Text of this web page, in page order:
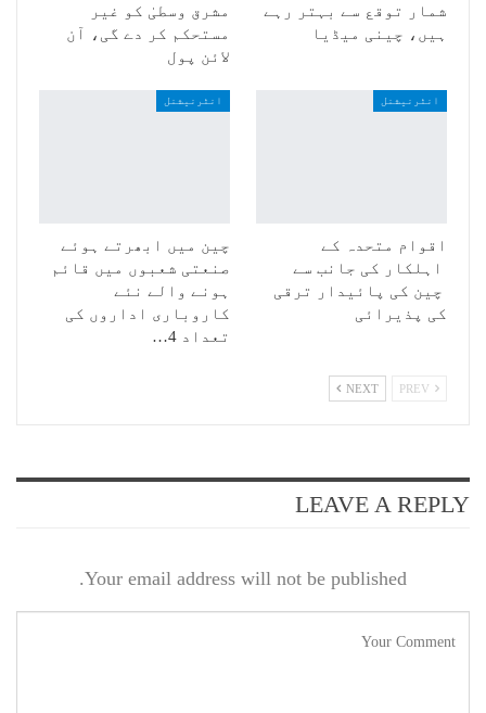
شمار توقع سے بہتر رہے
ہیں، چینی میڈیا
مشرق وسطیٰ کو غیر
مستحکم کر دے گی، آن
لائن پول
انٹرنیشنل
اقوام متحدہ کے
اہلکار کی جانب سے
چین کی پائیدار ترقی
کی پذیرائی
انٹرنیشنل
چین میں ابھرتے ہوئے
صنعتی شعبوں میں قائم
ہونے والے نئے
کاروباری اداروں کی
تعداد 4…
NEXT
LEAVE A REPLY
Your email address will not be published.